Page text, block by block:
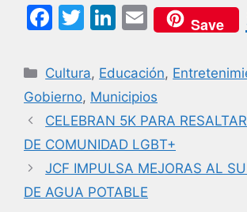
F
c
e
b
o
o
k
T
itt
er
Li
k
e
dI
n
E
m
ai
l
Save
Categorías
Cultura, Educación,
Gobierno, Municipios
CELEBRAN 5K PARA
DE COMUNIDAD LGBT+
JCF IMPULSA MEJORAS AL
DE AGUA POTABLE